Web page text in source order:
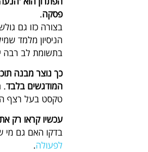
פסקה.
בצורה כזו גם
הניסיון מלמד
בתשומת לב רבה
כך נוצר מבנה
המודגשים בלבד.
טקסט בעל רצף
עכשיו קראו רק
בדקו האם גם מי
לפעולה.